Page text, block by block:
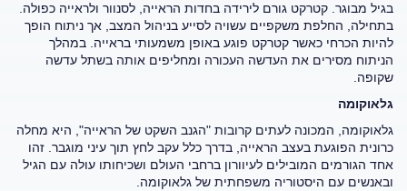
בגיל מבוגר. קטרקט גורם לירידה בחדות הראייה, לסנוור ולראייה כפולה.
בתחילה, החלפת משקפיים עשויה לסייע בניהול המצב, אך ניתוח הופך
להיות הכרחי כאשר קטרקט פוגע באופן משמעותי בראייה. במהלך
הניתוח מסירים את העדשה העכורה ומחליפים אותה בשתל עדשה
שקופה.
גלאוקומה
גלאוקומה, המכונה לעתים קרובות "הגנב השקט של הראייה", היא מחלה
כרונית הפוגעת בעצב הראייה, בדרך כלל עקב לחץ תוך עיני מוגבר. זהו
אחד הגורמים המובילים לעיוורון ברחבי העולם ושכיחותו עולה עם הגיל
ובאנשים עם היסטוריה משפחתית של גלאוקומה.